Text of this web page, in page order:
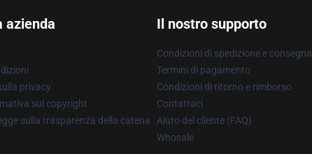
azienda
privacy
sul copyright
sulla trasparenza della catena
Il nostro supporto
Condizioni di spedizione e consegna
Termini di pagamento
Condizioni di ritorno e rimborso
Contattaci
Aiuto del cliente (FAQ)
Whosale